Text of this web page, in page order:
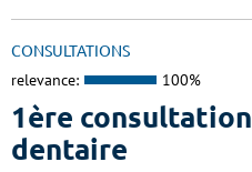
CONSULTATIONS
relevance: 100%
1ère
dentaire